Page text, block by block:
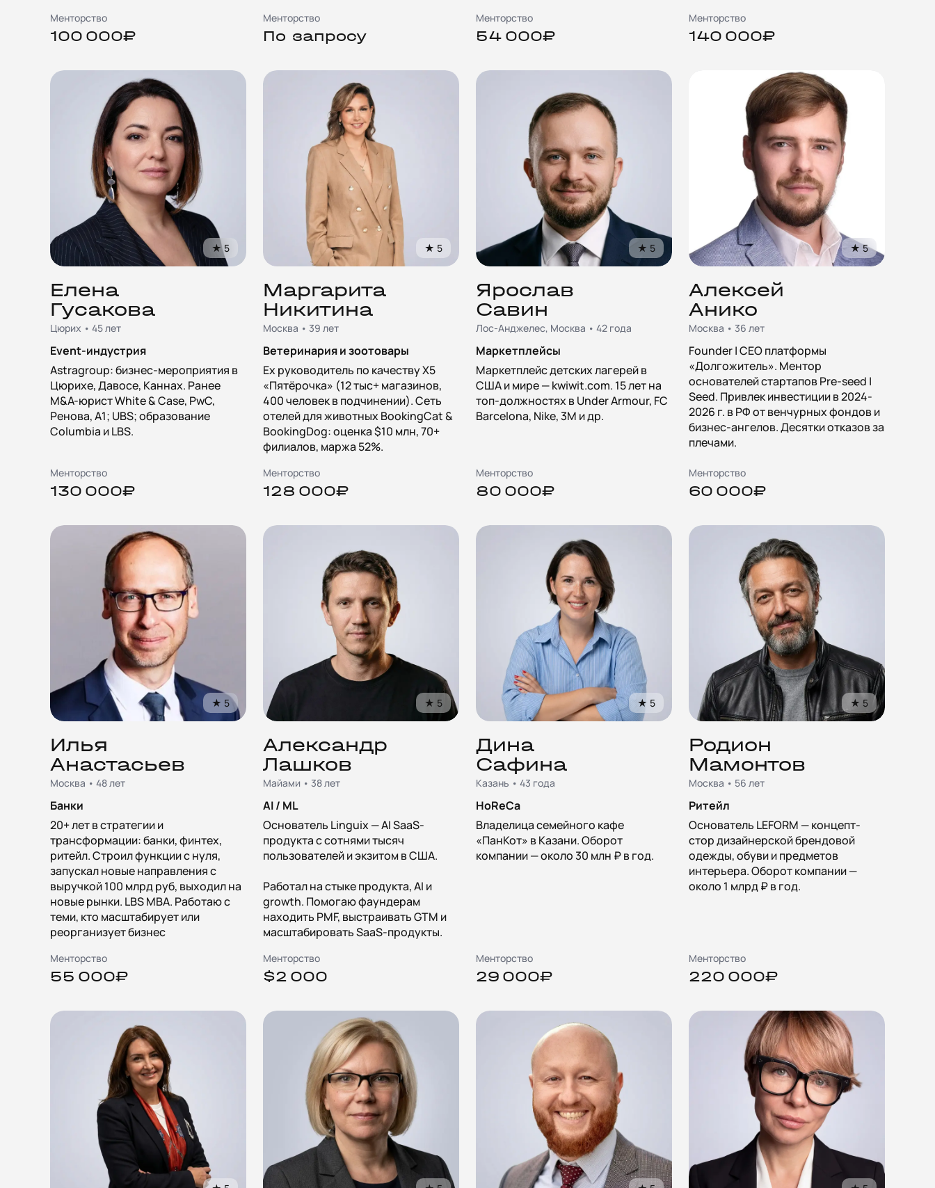
Менторство
100 000₽
Менторство
По запросу
Менторство
54 000₽
Менторство
140 000₽
★5
Елена
Гусакова
Цюрих • 45 лет
Event-индустрия
Astragroup: бизнес-мероприятия в
Цюрихе, Давосе, Каннах. Ранее
M&A-юрист White & Case, PwC,
Ренова, А1; UBS; образование
Columbia и LBS.
Менторство
130 000₽
★ 5
Маргарита
Никитина
Москва • 39 лет
Ветеринария и зоотовары
Ex руководитель по качеству X5
«Пятёрочка» (12 тыс+ магазинов,
400 человек в подчинении). Сеть
отелей для животных BookingCat &
BookingDog: оценка $10 млн, 70+
филиалов, маржа 52%.
Менторство
128 000₽
★ 5
Ярослав
Савин
Лос-Анджелес, Москва • 42 года
Маркетплейсы
Маркетплейс детских лагерей в
США и мире — kwiwit.com. 15 лет на
топ-должностях в Under Armour, FC
Barcelona, Nike, 3M и др.
Менторство
80 000₽
★5
Алексей
Анико
Москва • 36 лет
Founder | CEO платформы
«Долгожитель». Ментор
основателей стартапов Pre-seed |
Seed. Привлек инвестиции в 2024-
2026 г. в РФ от венчурных фондов и
бизнес-ангелов. Десятки отказов за
плечами.
Менторство
60 000₽
★ 5
Илья
Анастасьев
Москва • 48 лет
Банки
20+ лет в стратегии и
трансформации: банки, финтех,
ритейл. Строил функции с нуля,
запускал новые направления с
выручкой 100 млрд руб, выходил на
новые рынки. LBS MBA. Работаю с
теми, кто масштабирует или
реорганизует бизнес
Менторство
55 000₽
★ 5
Александр
Лашков
Майами • 38 лет
AI / ML
Основатель Linguix — AI SaaS-
продукта с сотнями тысяч
пользователей и экзитом в США.
Работал на стыке продукта, AI и
growth. Помогаю фаундерам
находить PMF, выстраивать GTM и
масштабировать SaaS-продукты.
Менторство
$2 000
★ 5
Дина
Сафина
Казань • 43 года
HoReCa
Владелица семейного кафе
«ПанКот» в Казани. Оборот
компании — около 30 млн ₽ в год.
Менторство
29 000₽
★ 5
Родион
Мамонтов
Москва • 56 лет
Ритейл
Основатель LEFORM — концепт-
стор дизайнерской брендовой
одежды, обуви и предметов
интерьера. Оборот компании —
около 1 млрд ₽ в год.
Менторство
220 000₽